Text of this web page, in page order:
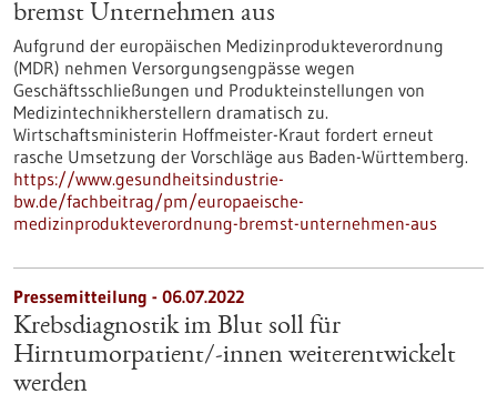
bremst Unternehmen aus
Aufgrund der europäischen Medizinprodukteverordnung
(MDR) nehmen Versorgungsengpässe wegen
Geschäftsschließungen und Produkteinstellungen von
Medizintechnikherstellern dramatisch zu.
Wirtschaftsministerin Hoffmeister-Kraut fordert erneut
rasche Umsetzung der Vorschläge aus Baden-Württemberg.
https://www.gesundheitsindustrie-
bw.de/fachbeitrag/pm/europaeische-
medizinprodukteverordnung-bremst-unternehmen-aus
Pressemitteilung - 06.07.2022
Krebsdiagnostik im Blut soll für
Hirntumorpatient/-innen weiterentwickelt
werden